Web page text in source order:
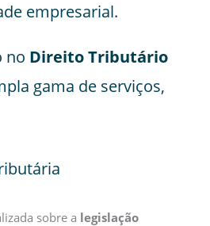
empresarial.
no Direito Tributário
gama de serviços,
sobre a legislação